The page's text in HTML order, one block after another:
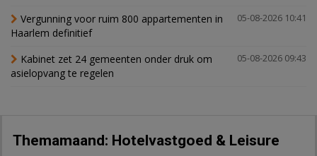
05-08-2026 10:41
Vergunning voor ruim 800 appartementen in
Haarlem definitief
05-08-2026 09:43
Kabinet zet 24 gemeenten onder druk om
asielopvang te regelen
Themamaand: Hotelvastgoed & Leisure